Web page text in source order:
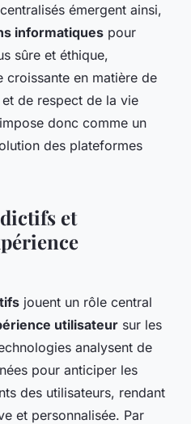
émergent ainsi,
informatiques pour
sûre et éthique,
croissante en matière de
de respect de la vie
donc comme un
des plateformes
et
jouent un rôle central
utilisateur sur les
analysent de
pour anticiper les
des utilisateurs, rendant
et personnalisée. Par